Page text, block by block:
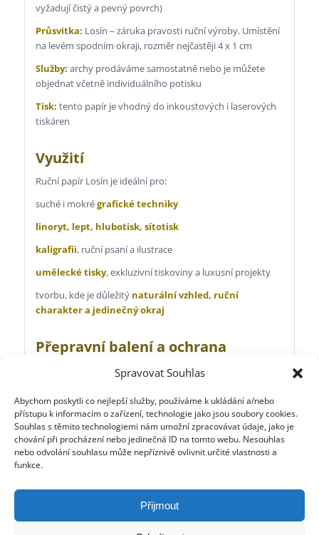
Spravovat Souhlas
Abychom poskytli co nejlepší služby, používáme k ukládání a/nebo
přístupu k informacím o zařízení, technologie jako jsou soubory cookies.
Souhlas s těmito technologiemi nám umožní zpracovávat údaje, jako je
chování při procházení nebo jedinečná ID na tomto webu. Nesouhlas
nebo odvolání souhlasu může nepříznivě ovlivnit určité vlastnosti a
funkce.
Přijmout
vyžadují čistý a pevný povrch)
Průsvitka: Losín – záruka pravosti ruční výroby. Umístění
na levém spodním okraji, rozměr nejčastěji 4 x 1 cm
Služby: archy prodáváme samostatně nebo je můžete
objednat včetně individuálního potisku
Tisk: tento papír je vhodný do inkoustových i laserových
tiskáren
Využití
Ruční papír Losín je ideální pro:
suché i mokrégrafické techniky
linoryt, lept, hlubotisk, sítotisk
kaligrafii, ruční psaní a ilustrace
umělecké tisky, exkluzivní tiskoviny a luxusní projekty
tvorbu, kde je důležitý naturální vzhled, ruční
charakter a jedinečný okraj
Přepravní balení a ochrana
Archy jsou zabalené v ochranném celofánu. Při expedici je
perfektním stavu.
Další informace